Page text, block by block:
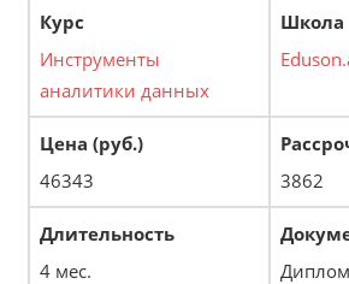
Инструменты
аналитики данных
46343 3862
4 мес. Диплом